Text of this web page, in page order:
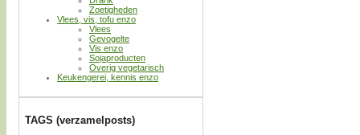
Zoetigheden
Vlees, vis, tofu enzo
Vlees
Gevogelte
Vis enzo
Sojaproducten
Overig vegetarisch
Keukengerei, kennis enzo
TAGS (verzamelposts)